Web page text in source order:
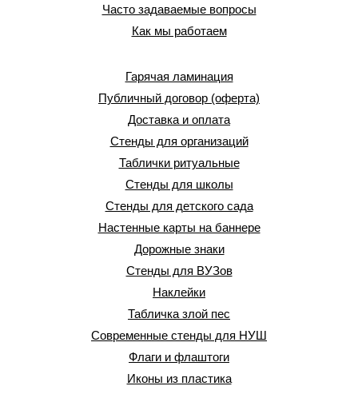
Часто задаваемые вопросы
Как мы работаем
Гарячая ламинация
Публичный договор (оферта)
Доставка и оплата
Стенды для организаций
Таблички ритуальные
Стенды для школы
Стенды для детского сада
Настенные карты на баннере
Дорожные знаки
Стенды для ВУЗов
Наклейки
Табличка злой пес
Современные стенды для НУШ
Флаги и флаштоги
Иконы из пластика